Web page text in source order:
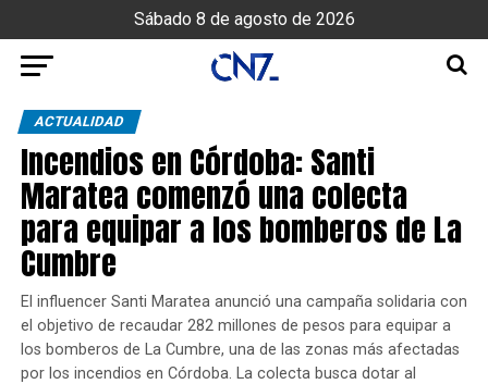
Sábado 8 de agosto de 2026
ACTUALIDAD
Incendios en Córdoba: Santi
Maratea comenzó una colecta
para equipar a los bomberos de La
Cumbre
El influencer Santi Maratea anunció una campaña solidaria con
el objetivo de recaudar 282 millones de pesos para equipar a
los bomberos de La Cumbre, una de las zonas más afectadas
por los incendios en Córdoba. La colecta busca dotar al